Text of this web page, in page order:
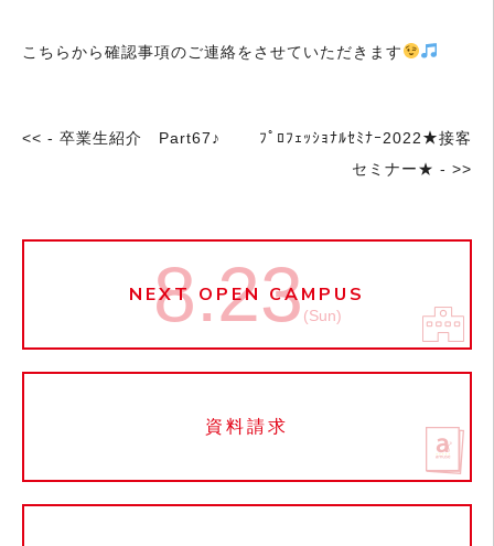
こちらから確認事項のご連絡をさせていただきます
<< - 卒業生紹介 Part67♪
ﾌﾟﾛﾌｪｯｼｮﾅﾙｾﾐﾅｰ2022★接客
セミナー★ - >>
NEXT OPEN CAMPUS
8.23(Sun)
資料請求